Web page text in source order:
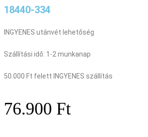
18440-334
INGYENES utánvét lehetőség
Szállítási idő: 1-2 munkanap
50.000 Ft felett INGYENES szállítás
76.900 Ft